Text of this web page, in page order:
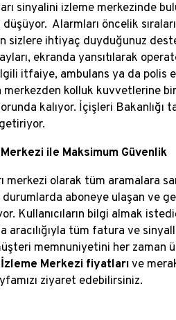
sinyalini izleme merkezinde
Alarmları öncelik
sizlere ihtiyaç duyduğunuz
ekranda yansıtılarak
itfaiye, ambulans ya da polis
kolluk kuvvetlerine
kalıyor. İçişleri
ile Maksimum Güvenlik
merkezi olarak tüm aramalara
aboneye ulaşan ve
Kullanıcıların bilgi almak
aracılığıyla tüm fatura ve
memnuniyetini her
Merkezi fiyatlarıve
ziyaret edebilirsiniz.